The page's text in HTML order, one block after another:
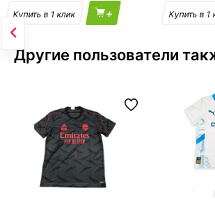
+
Другие пользователи